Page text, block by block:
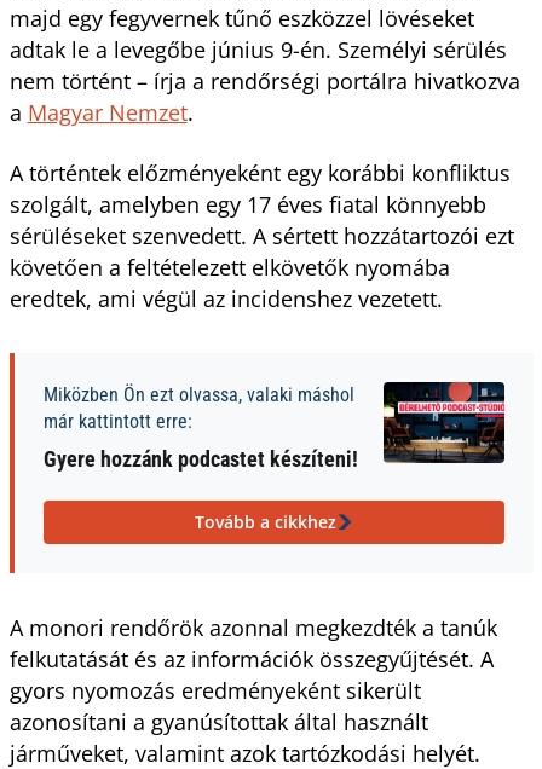
majd egy fegyvernek tűnő eszközzel lövéseket
adtak le a levegőbe június 9-én. Személyi sérülés
nem történt – írja a rendőrségi portálra hivatkozva
a Magyar Nemzet.
A történtek előzményeként egy korábbi konfliktus
szolgált, amelyben egy 17 éves fiatal könnyebb
sérüléseket szenvedett. A sértett hozzátartozói ezt
követően a feltételezett elkövetők nyomába
eredtek, ami végül az incidenshez vezetett.
Miközben Ön ezt olvassa, valaki máshol
már kattintott erre:
Gyere hozzánk podcastet készíteni!
Tovább a cikkhez
A monori rendőrök azonnal megkezdték a tanúk
felkutatását és az információk összegyűjtését. A
gyors nyomozás eredményeként sikerült
azonosítani a gyanúsítottak által használt
járműveket, valamint azok tartózkodási helyét.